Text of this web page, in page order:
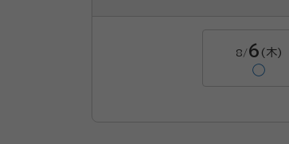
8/6 (木)
◯